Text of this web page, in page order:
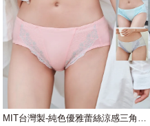
MIT台灣製-純色優雅蕾絲涼感三角配褲